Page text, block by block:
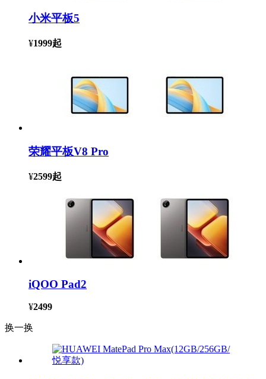
小米平板5
¥1999起
荣耀平板V8 Pro
¥2599起
iQOO Pad2
¥2499
换一换